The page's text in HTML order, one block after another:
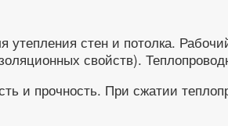
утепления стен и потолка.
свойств).
и прочность. При сжатии